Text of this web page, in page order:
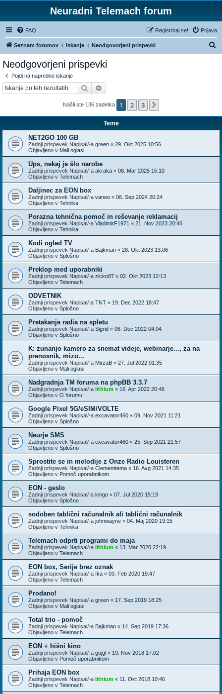
Neuradni Telemach forum
FAQ Prijava
Registriraj se!
Seznam forumov Iskanje Neodgovorjeni prispevki
e
Neodgovorjeni prispevki
Pojdi na napredno iskanje
Iskanje
Našli ste 136 zadetka 1 2 3
Teme
NET2GO 100 GB
Zadnji prispevek Napisal/-a green « 29. Okt 2025 10:56
Objavljeno v Mali oglasi
Ups, nekaj je šlo narobe
Zadnji prispevek Napisal/-a akraka « 08. Mar 2025 15:10
Objavljeno v Telemach
Daljinec za EON box
Zadnji prispevek Napisal/-a vaneo « 06. Sep 2024 20:24
Objavljeno v Tehnika
Porazna tehnična pomoč in reševanje reklamacij
Zadnji prispevek Napisal/-a VladimirF1971 « 21. Nov 2023 20:46
Objavljeno v Tehnika
Kodi ogled TV
Zadnji prispevek Napisal/-a Bajkman « 28. Okt 2023 13:06
Objavljeno v Splošno
Preklop med uporabniki
Zadnji prispevek Napisal/-a zicko87 « 02. Okt 2023 12:13
Objavljeno v Telemach
ODVETNIK
Zadnji prispevek Napisal/-a TNT « 19. Dec 2022 18:47
Objavljeno v Splošno
Pretakanje radia na spletu
Zadnji prispevek Napisal/-a Sigrid « 06. Dec 2022 04:04
Objavljeno v Splošno
K: zunanjo kamero za snemat videje, webinarje..., za na
prenosnik, mizo...
Zadnji prispevek Napisal/-a MirzaB « 27. Jul 2022 01:35
Objavljeno v Mali oglasi
Nadgradnja TM foruma na phpBB 3.3.7
Zadnji prispevek Napisal/-a lithium « 16. Apr 2022 20:46
Objavljeno v O forumu
Google Pixel 5G/eSIM/VOLTE
Zadnji prispevek Napisal/-a excavator460 « 09. Nov 2021 11:21
Objavljeno v Splošno
Neurje SMS
Zadnji prispevek Napisal/-a excavator460 « 25. Sep 2021 21:57
Objavljeno v Splošno
Sprostite se in melodije z Onze Radio Louisteren
Zadnji prispevek Napisal/-a Clementtema « 16. Avg 2021 14:35
Objavljeno v Pomoč uporabnikom
EON - geslo
Zadnji prispevek Napisal/-a kingo « 07. Jul 2020 15:19
Objavljeno v Splošno
sodoben tablični računalnik ali tablični računalnik
Zadnji prispevek Napisal/-a johnwayne « 04. Maj 2020 19:15
Objavljeno v Tehnika
Telemach odprti programi do maja
Zadnji prispevek Napisal/-a lithium « 13. Mar 2020 22:19
Objavljeno v Telemach
EON box, Serije brez oznak
Zadnji prispevek Napisal/-a Ika « 03. Feb 2020 19:47
Objavljeno v Telemach
Prodano!
Zadnji prispevek Napisal/-a green « 17. Sep 2019 18:25
Objavljeno v Mali oglasi
Total trio - pomoč
Zadnji prispevek Napisal/-a Bajkman « 14. Sep 2019 17:36
Objavljeno v Telemach
EON + hišni kino
Zadnji prispevek Napisal/-a gojgl « 19. Nov 2018 17:02
Objavljeno v Pomoč uporabnikom
Prihaja EON box
Zadnji prispevek Napisal/-a lithium « 11. Okt 2018 10:46
Objavljeno v Telemach